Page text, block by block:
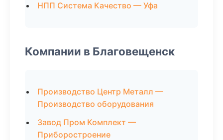
НПП Система Качество — Уфа
Компании в Благовещенск
Производство Центр Металл —
Производство оборудования
Завод Пром Комплект —
Приборостроение